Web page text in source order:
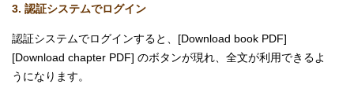
3. 認証システムでログイン
認証システムでログインすると、[Download book PDF]
[Download chapter PDF] のボタンが現れ、全文が利用できるよ
うになります。